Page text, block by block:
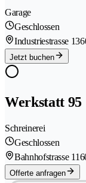
Garage
Geschlossen
Industriestrasse 13
Jetzt buchen
Werkstatt 95
Schreinerei
Geschlossen
Bahnhofstrasse 11
Offerte anfragen